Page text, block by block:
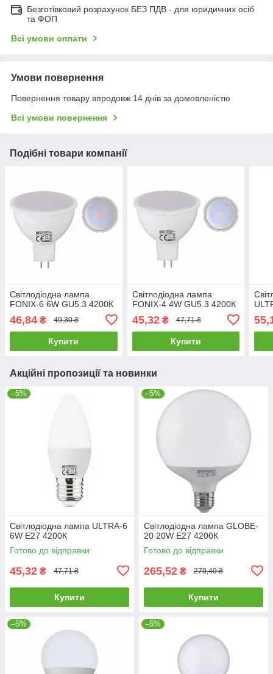
Безготівковий розрахунок БЕЗ ПДВ - для юридичних осіб
та ФОП
Всі умови оплати
Умови повернення
Повернення товару впродовж 14 днів за домовленістю
Всі умови повернення
Подібні товари компанії
Світлодіодна лампа
FONIX-6 6W GU5.3 4200К
46,84 ₴ 49,30 ₴
Купити
Світлодіодна лампа
FONIX-4 4W GU5.3 4200К
45,32₴ 47,71 ₴
Купити
Акційні пропозиції та новинки
–5%
Світлодіодна лампа ULTRA-6
6W E27 4200К
Готово до відправки
45,32 ₴ 47,71 ₴
Купити
–5%
Світлодіодна лампа GLOBE-
20 20W E27 4200К
Готово до відправки
265,52 ₴ 279,49 ₴
Купити
–5% –5%